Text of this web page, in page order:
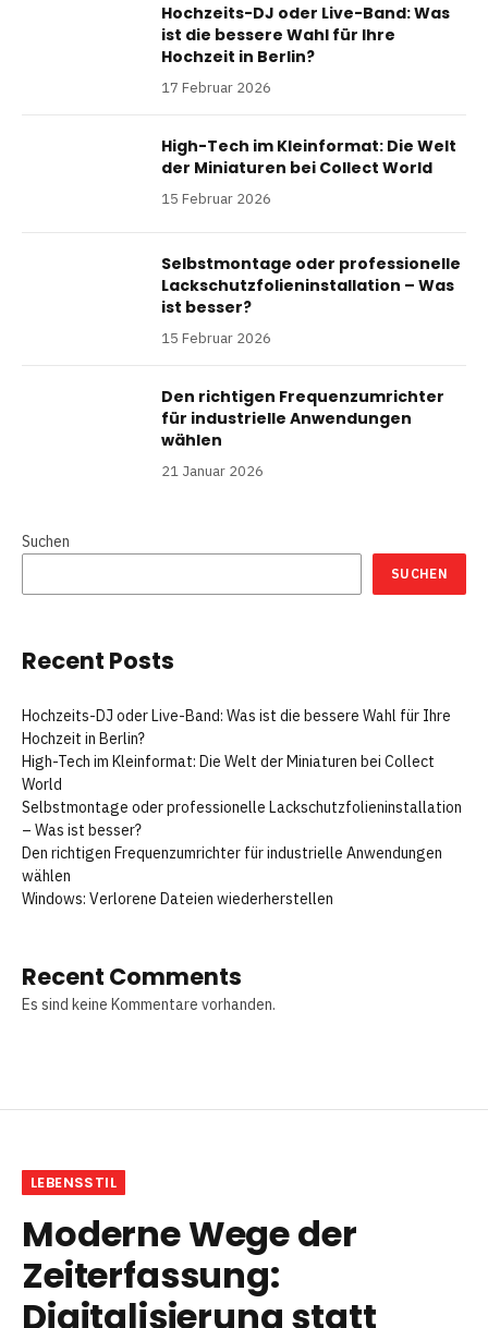
Hochzeits-DJ oder Live-Band: Was
ist die bessere Wahl für Ihre
Hochzeit in Berlin?
17 Februar 2026
High-Tech im Kleinformat: Die Welt
der Miniaturen bei Collect World
15 Februar 2026
Selbstmontage oder professionelle
Lackschutzfolieninstallation – Was
ist besser?
15 Februar 2026
Den richtigen Frequenzumrichter
für industrielle Anwendungen
wählen
21 Januar 2026
Suchen
SUCHEN
Recent Posts
Hochzeits-DJ oder Live-Band: Was ist die bessere Wahl für Ihre
Hochzeit in Berlin?
High-Tech im Kleinformat: Die Welt der Miniaturen bei Collect
World
Selbstmontage oder professionelle Lackschutzfolieninstallation
– Was ist besser?
Den richtigen Frequenzumrichter für industrielle Anwendungen
wählen
Windows: Verlorene Dateien wiederherstellen
Recent Comments
Es sind keine Kommentare vorhanden.
LEBENSSTIL
Moderne Wege der
Zeiterfassung:
Digitalisierung statt